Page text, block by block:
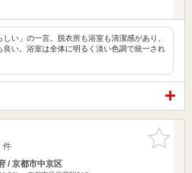
い」の一言。脱衣所も浴室も清潔感があり、
良い。浴室は全体に明るく淡い色調で統一され
お気に入
りに追加
件
/ 京都市中京区